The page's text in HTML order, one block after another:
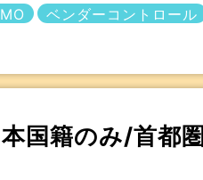
ベンダーコントロール
国籍のみ/首都圏